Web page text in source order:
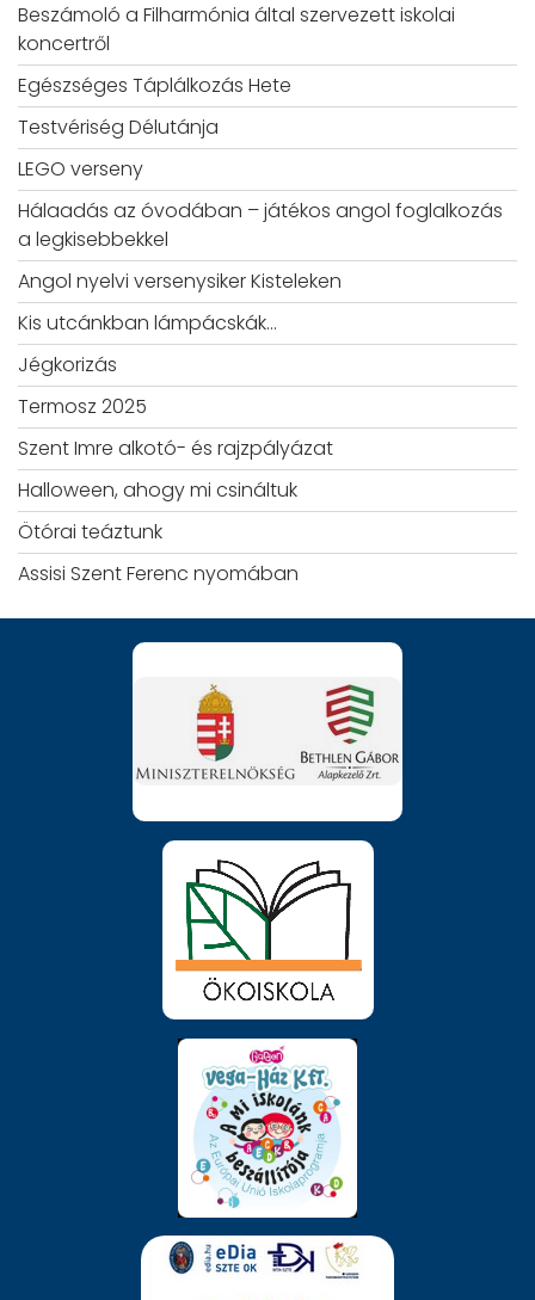
Beszámoló a Filharmónia által szervezett iskolai
koncertről
Egészséges Táplálkozás Hete
Testvériség Délutánja
LEGO verseny
Hálaadás az óvodában – játékos angol foglalkozás
a legkisebbekkel
Angol nyelvi versenysiker Kisteleken
Kis utcánkban lámpácskák…
Jégkorizás
Termosz 2025
Szent Imre alkotó- és rajzpályázat
Halloween, ahogy mi csináltuk
Ötórai teáztunk
Assisi Szent Ferenc nyomában